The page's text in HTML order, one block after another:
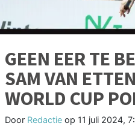
GEEN EER TE
SAM VAN
WORLD CUP
Door Redactie op 11 juli 2024,